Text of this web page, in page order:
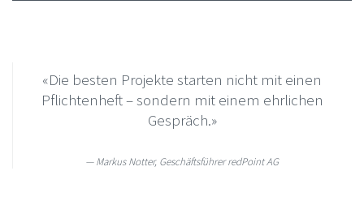
«Die besten Projekte starten nicht mit einen
Pflichtenheft – sondern mit einem ehrlichen
Gespräch.»
Markus Notter, Geschäftsführer redPoint AG